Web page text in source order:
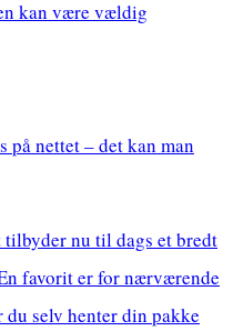
kan være vældig
på nettet – det kan man
tilbyder nu til dags et bredt
favorit er for nærværende
selv henter din pakke